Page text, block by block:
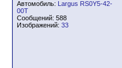
Автомобиль: Largus RS0Y5-42-
00T
Сообщений: 588
Изображений: 33